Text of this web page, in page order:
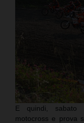
E quindi, sabato
motocross e prova